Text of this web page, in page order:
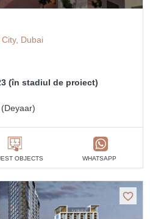
Dubai
(în stadiul de proiect)
OBJECTS WHATSAPP